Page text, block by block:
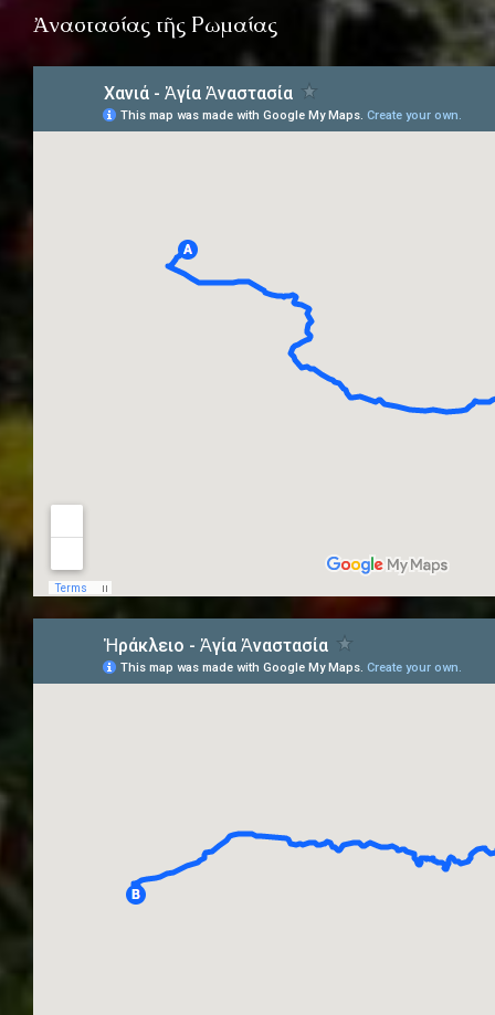
Ἀναστασίας τῆς Ρωμαίας